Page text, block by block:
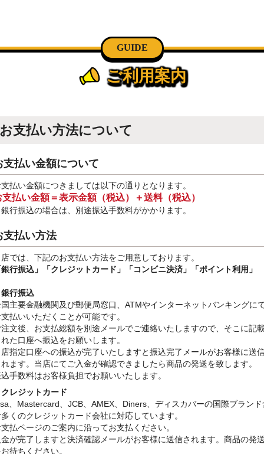
GUIDE
ご利用案内
お支払い方法について
支払い金額について
払い金額につきましては以下の通りとなります。
支払い金額＝表示金額（税込）＋送料（税込）
行振込の場合は、別途振込手数料がかかります。
支払い方法
では、下記のお支払い方法をご用意しております。
行振込」
「クレジットカード」「コンビニ決済」「ポイント利用」
行振込
主要金融機関及び郵便局窓口、ATMやインターネットバンキングに
払いいただくことが可能です。
文後、お支払総額を別途メールでご連絡いたしますので、そこに記
た口座へ振込をお願いします。
指定口座への振込が完了いたしますと振込完了メールがお客様に送
ます。当店にてご入金が確認できましたら商品の発送を致します。
手数料はお客様負担でお願いいたします。
レジットカード
、Mastercard、JCB、AMEX、Diners、ディスカバーの国際ブランド
くのクレジットカード会社に対応しています。
払ページのご案内に沿ってお支払ください。
が完了しますと決済確認メールがお客様に送信されます。商品の発
待ちください。